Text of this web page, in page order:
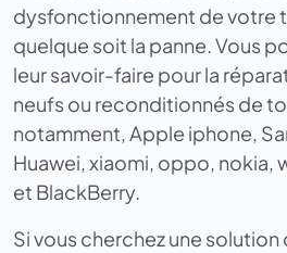
dysfonctionnement de votre
quelque soit la panne. Vous
leur savoir-faire pour la
neufs ou reconditionnés de
notamment, Apple iphone,
Huawei, xiaomi, oppo, nokia,
et BlackBerry.
Si vous cherchez une